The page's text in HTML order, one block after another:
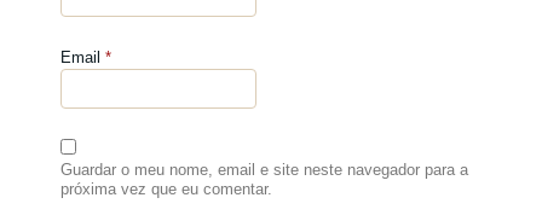
Email *
Guardar o meu nome, email e site neste navegador para a
próxima vez que eu comentar.